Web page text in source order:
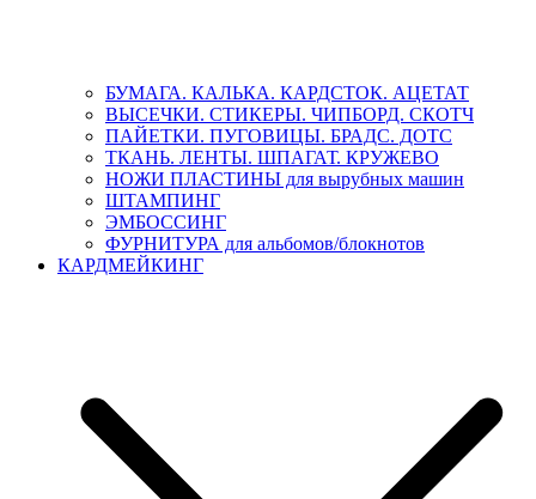
БУМАГА. КАЛЬКА. КАРДСТОК. АЦЕТАТ
ВЫСЕЧКИ. СТИКЕРЫ. ЧИПБОРД. СКОТЧ
ПАЙЕТКИ. ПУГОВИЦЫ. БРАДС. ДОТС
ТКАНЬ. ЛЕНТЫ. ШПАГАТ. КРУЖЕВО
НОЖИ ПЛАСТИНЫ для вырубных машин
ШТАМПИНГ
ЭМБОССИНГ
ФУРНИТУРА для альбомов/блокнотов
КАРДМЕЙКИНГ